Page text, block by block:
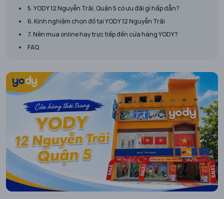
5. YODY 12 Nguyễn Trãi, Quận 5 có ưu đãi gì hấp dẫn?
6. Kinh nghiệm chọn đồ tại YODY 12 Nguyễn Trãi
7. Nên mua online hay trực tiếp đến cửa hàng YODY?
FAQ